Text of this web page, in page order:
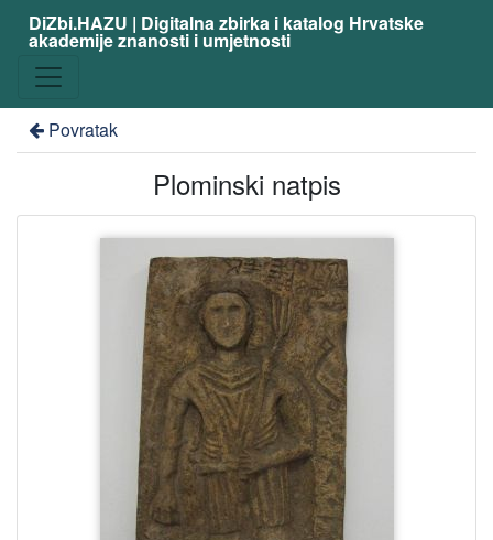
DiZbi.HAZU | Digitalna zbirka i katalog Hrvatske
akademije znanosti i umjetnosti
Povratak
Plominski natpis